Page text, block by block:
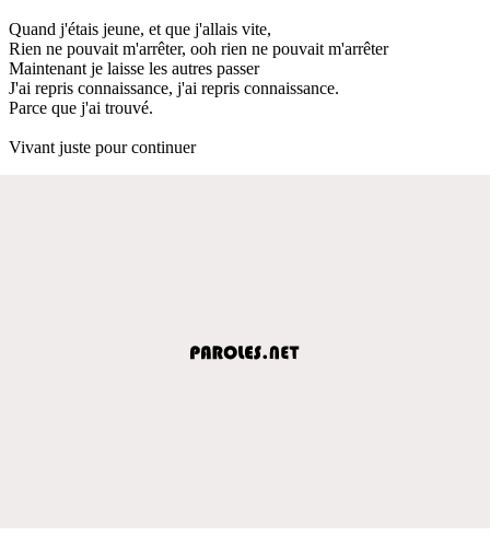
Quand j'étais jeune, et que j'allais vite,
Rien ne pouvait m'arrêter, ooh rien ne pouvait m'arrêter
Maintenant je laisse les autres passer
J'ai repris connaissance, j'ai repris connaissance.
Parce que j'ai trouvé.
Vivant juste pour continuer